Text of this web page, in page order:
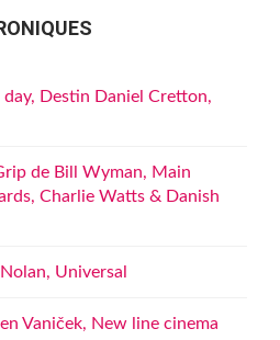
Destin Daniel Cretton,
de Bill Wyman, Main
Charlie Watts & Danish
Universal
Vaniček, New line cinema